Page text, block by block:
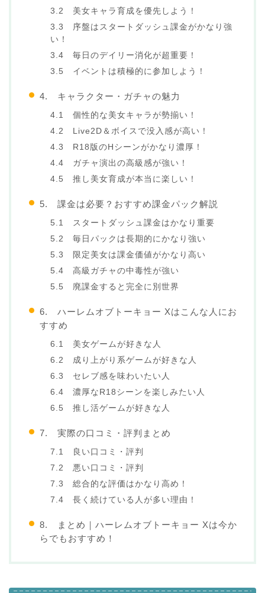
3.2 美女キャラ育成を優先しよう！
3.3 序盤はスタートダッシュ課金がかなり強
い！
3.4 毎日のデイリー消化が超重要！
3.5 イベントは積極的に参加しよう！
4. キャラクター・ガチャの魅力
4.1 個性的な美女キャラが勢揃い！
4.2 Live2D＆ボイスで没入感が高い！
4.3 R18版のHシーンがかなり濃厚！
4.4 ガチャ演出の高級感が強い！
4.5 推し美女育成が本当に楽しい！
5. 課金は必要？おすすめ課金パック解説
5.1 スタートダッシュ課金はかなり重要
5.2 毎日パックは長期的にかなり強い
5.3 限定美女は課金価値がかなり高い
5.4 高級ガチャの中毒性が強い
5.5 廃課金すると完全に別世界
6. ハーレムオブトーキョー Xはこんな人にお
すすめ
6.1 美女ゲームが好きな人
6.2 成り上がり系ゲームが好きな人
6.3 セレブ感を味わいたい人
6.4 濃厚なR18シーンを楽しみたい人
6.5 推し活ゲームが好きな人
7. 実際の口コミ・評判まとめ
7.1 良い口コミ・評判
7.2 悪い口コミ・評判
7.3 総合的な評価はかなり高め！
7.4 長く続けている人が多い理由！
8. まとめ｜ハーレムオブトーキョー Xは今か
らでもおすすめ！